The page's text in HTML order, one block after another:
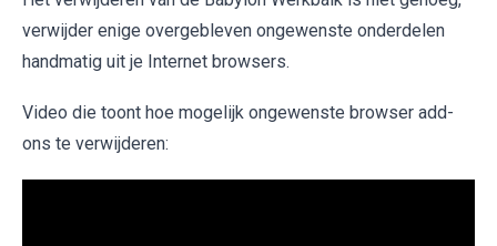
verwijder enige overgebleven ongewenste onderdelen
handmatig uit je Internet browsers.
Video die toont hoe mogelijk ongewenste browser add-
ons te verwijderen: